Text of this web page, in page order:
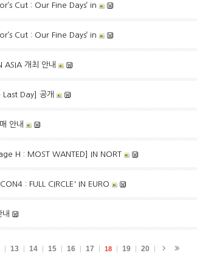
Cut : Our Fine Days’ in
Cut : Our Fine Days’ in
ASIA 개최 안내
Day] 공개
안내
H : MOST WANTED] IN NORT
: FULL CIRCLE' IN EURO
13 14 15 16 17 18 19 20